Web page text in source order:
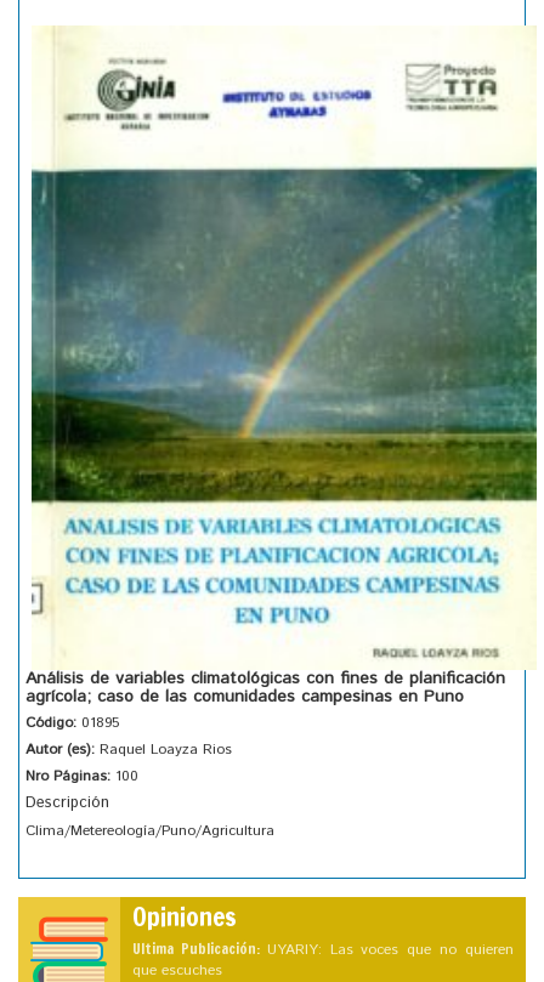
Análisis de variables climatológicas con fines de planificación
agrícola; caso de las comunidades campesinas en Puno
Código: 01895
Autor (es): Raquel Loayza Rios
Nro Páginas: 100
Descripción
Clima/Metereología/Puno/Agricultura
Opiniones
Ultima Publicación: UYARIY: Las voces que no quieren
que escuches